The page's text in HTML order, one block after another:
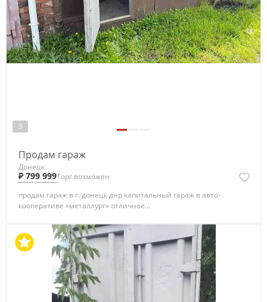
3
Продам гараж
Донецк
₽ 799 999Торг возможен
продам гараж в г. донецк днр капитальный гараж в авто-
кооперативе «металлург» отличное...